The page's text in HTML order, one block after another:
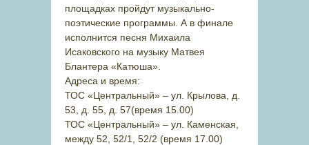
площадках пройдут музыкально-
поэтические программы. А в финале
исполнится песня Михаила
Исаковского на музыку Матвея
Блантера «Катюша».
Адреса и время:
ТОС «Центральный» – ул. Крылова, д.
53, д. 55, д. 57(время 15.00)
ТОС «Центральный» – ул. Каменская,
между 52, 52/1, 52/2 (время 17.00)